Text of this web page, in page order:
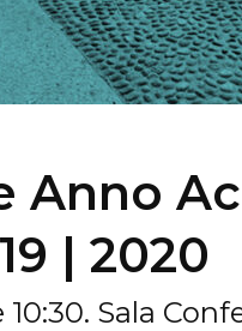
Anno
| 2020
Sala